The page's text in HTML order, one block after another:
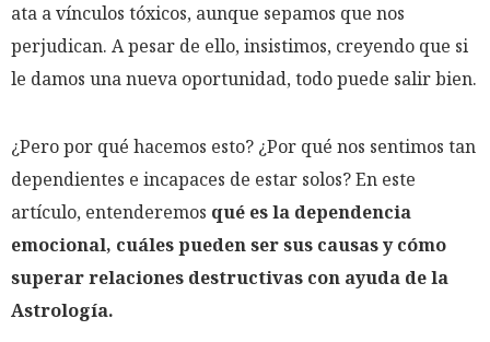
ata a vínculos tóxicos, aunque sepamos que nos
perjudican. A pesar de ello, insistimos, creyendo que si
le damos una nueva oportunidad, todo puede salir bien.
¿Pero por qué hacemos esto? ¿Por qué nos sentimos tan
dependientes e incapaces de estar solos? En este
artículo, entenderemos qué es la dependencia
emocional, cuáles pueden ser sus causas y cómo
superar relaciones destructivas con ayuda de la
Astrología.